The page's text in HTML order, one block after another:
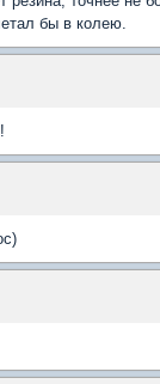
бы в колею.